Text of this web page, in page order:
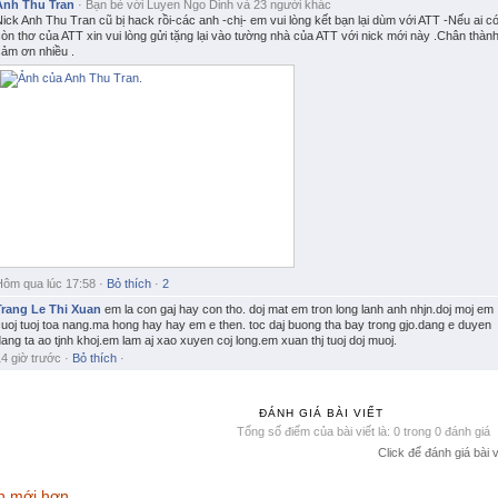
Thu Tran · Bạn bè với Luyen Ngo Dinh và 23 người khác
Anh Thu Tran cũ bị hack rồi-các anh -chị- em vui lòng kết bạn lại dùm với ATT -Nếu ai có
thơ của ATT xin vui lòng gửi tặng lại vào tường nhà của ATT với nick mới này .Chân thành
ơn nhiều .
qua lúc 17:58 · Bỏ thích · 2
Le Thi Xuan em la con gaj hay con tho. doj mat em tron long lanh anh nhjn.doj moj em
tuoj toa nang.ma hong hay hay em e then. toc daj buong tha bay trong gjo.dang e duyen
ta ao tjnh khoj.em lam aj xao xuyen coj long.em xuan thj tuoj doj muoj.
giờ trước · Bỏ thích ·
ĐÁNH GIÁ BÀI VIẾT
Tổng số điểm của bài viết là: 0 trong 0 đánh giá
Click để đánh giá bài